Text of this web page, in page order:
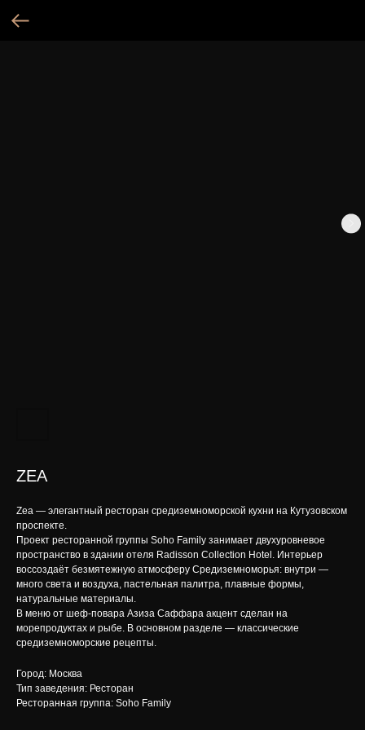
ZEA
Zea — элегантный ресторан средиземноморской кухни на Кутузовском
проспекте.
Проект ресторанной группы Soho Family занимает двухуровневое
пространство в здании отеля Radisson Collection Hotel. Интерьер
воссоздаёт безмятежную атмосферу Средиземноморья: внутри —
много света и воздуха, пастельная палитра, плавные формы,
натуральные материалы.
В меню от шеф-повара Азиза Саффара акцент сделан на
морепродуктах и рыбе. В основном разделе — классические
средиземноморские рецепты.
Город: Москва
Тип заведения: Ресторан
Ресторанная группа: Soho Family